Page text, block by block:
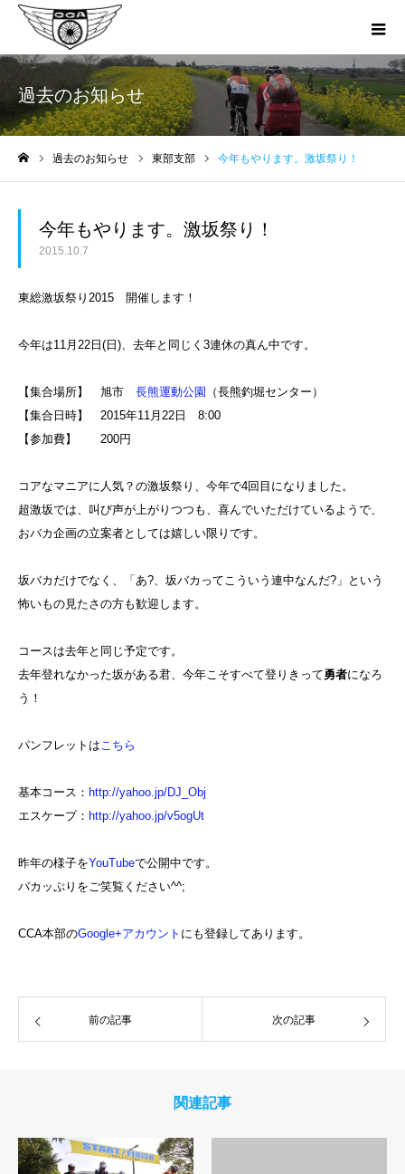
過去のお知らせ
過去のお知らせ 東部支部 今年もやります。激坂祭り！
今年もやります。激坂祭り！
2015.10.7
東総激坂祭り2015 開催します！
今年は11月22日(日)、去年と同じく3連休の真ん中です。
【集合場所】 旭市 長熊運動公園
（長熊釣堀センター）
【集合日時】 2015年11月22日 8:00
【参加費】 200円
コアなマニアに人気？の激坂祭り、今年で4回目になりました。
超激坂では、叫び声が上がりつつも、喜んでいただけているようで、
おバカ企画の立案者としては嬉しい限りです。
坂バカだけでなく、「あ?、坂バカってこういう連中なんだ?」という
怖いもの見たさの方も歓迎します。
コースは去年と同じ予定です。
去年登れなかった坂がある君、今年こそすべて登りきって勇者になろ
う！
パンフレットはこちら
基本コース： http://yahoo.jp/DJ_Obj
エスケープ： http://yahoo.jp/v5ogUt
昨年の様子をYouTubeで公開中です。
バカッぷりをご笑覧ください^^;
CCA本部のGoogle+アカウント にも登録してあります。
前の記事 次の記事
関連記事